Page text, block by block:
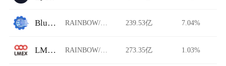
BlueBit RAINBOW/USDT 239.53亿 7.04%
LMEX RAINBOW/USDT 273.35亿 1.03%